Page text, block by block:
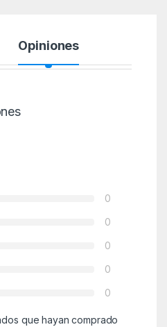
Opiniones
0
0
0
0
0
que hayan comprado